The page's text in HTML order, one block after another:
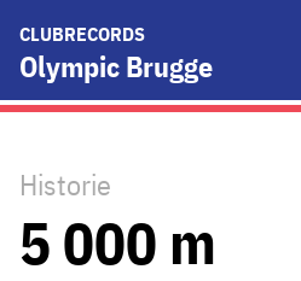
CLUBRECORDS
Olympic Brugge
Historie
5 000 m